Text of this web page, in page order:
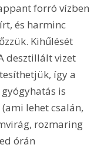
forró vízben
és harminc
Kihűlését
desztillált vizet
így a
is
lehet csalán,
rozmaring
órán